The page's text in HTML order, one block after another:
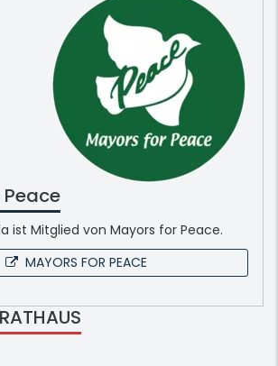
ist Mitglied von Mayors for Peace.
MAYORS FOR PEACE